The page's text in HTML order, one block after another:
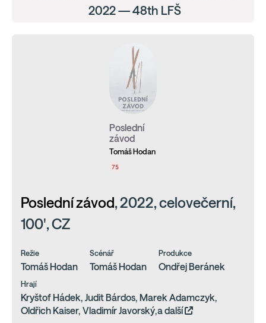
2022 — 48th LFŠ
Poslední
závod
Tomáš Hodan
75
Poslední závod, 2022, celovečerní,
100', CZ
Režie
Tomáš Hodan
Scénář
Tomáš Hodan
Produkce
Ondřej Beránek
Hrají
Kryštof Hádek, Judit Bárdos, Marek Adamczyk,
Oldřich Kaiser, Vladimír Javorský,a další